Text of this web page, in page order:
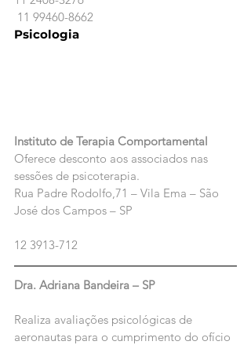
11 99460-8662
Psicologia
Instituto de Terapia Comportamental
Oferece desconto aos associados nas
sessões de psicoterapia.
Rua Padre Rodolfo,71 – Vila Ema – São
José dos Campos – SP
12 3913-712
Dra. Adriana Bandeira – SP
Realiza avaliações psicológicas de
aeronautas para o cumprimento do ofício